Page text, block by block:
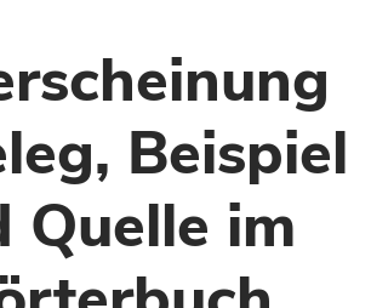
Beispiel
Quelle im